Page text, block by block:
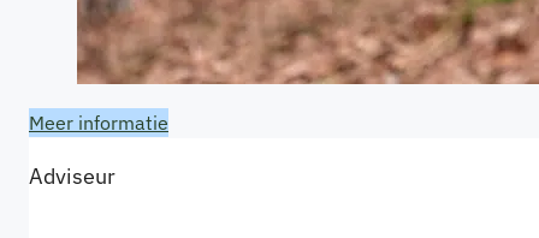
Meer informatie
Adviseur